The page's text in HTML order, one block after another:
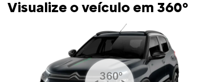
Visualize o veículo em 360°